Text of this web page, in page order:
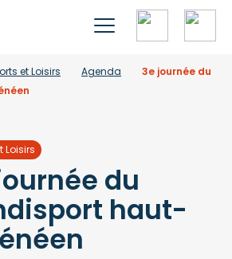
et Loisirs Agenda
3e journée du
Loisirs
du
haut-